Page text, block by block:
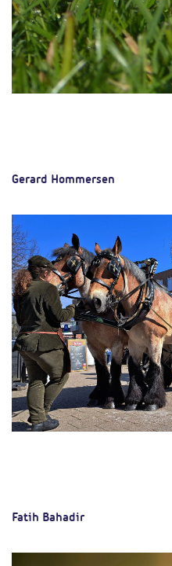
Gerard Hommersen
Fatih Bahadir